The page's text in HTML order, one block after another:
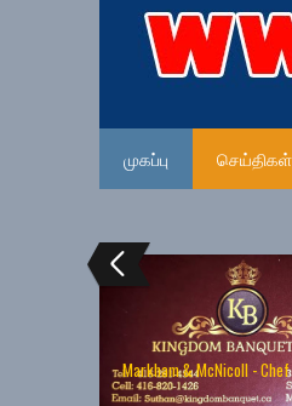
முகப்பு செய்திகள்
Markham & McNicoll -
UK (London)